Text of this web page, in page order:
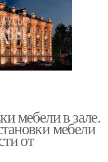
мебели в зале.
мебели
от